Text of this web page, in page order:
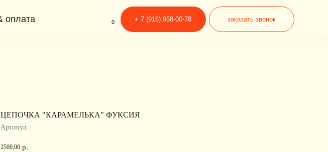
заказать звонок
+ 7 (916) 958-00-78
ЦЕПОЧКА "КАРАМЕЛЬКА" ФУКСИЯ
Артикул:
2500,00 р.